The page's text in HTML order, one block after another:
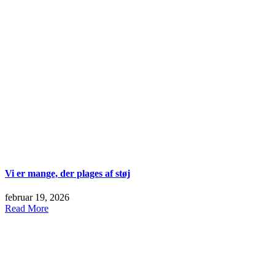
Vi er mange, der plages af støj
februar 19, 2026
Read More